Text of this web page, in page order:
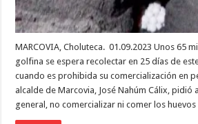
MARCOVIA, Choluteca. 01.09.2023 Unos 65
golfina se espera recolectar en 25 días de
cuando es prohibida su comercialización en
alcalde de Marcovia, José Nahúm Cálix, pidió
general, no comercializar ni comer los